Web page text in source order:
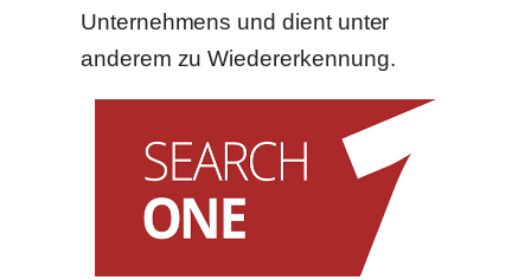
Unternehmens und dient unter
anderem zu Wiedererkennung.